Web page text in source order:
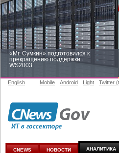
«Mr. Сумкин» подготовился к
прекращению поддержки
WS2003
Заоблачная оптимизация: как
аналитике
English Mobile Android Light Twitter
CNEWS НОВОСТИ АНАЛИТИКА